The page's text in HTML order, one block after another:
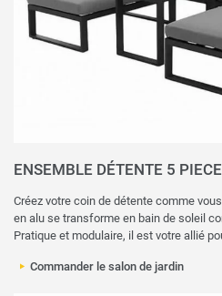
ENSEMBLE DÉTENTE 5
Créez votre coin de détente comme
en alu se transforme en bain de soleil
Pratique et modulaire, il est votre allié
Commander le salon de jardin